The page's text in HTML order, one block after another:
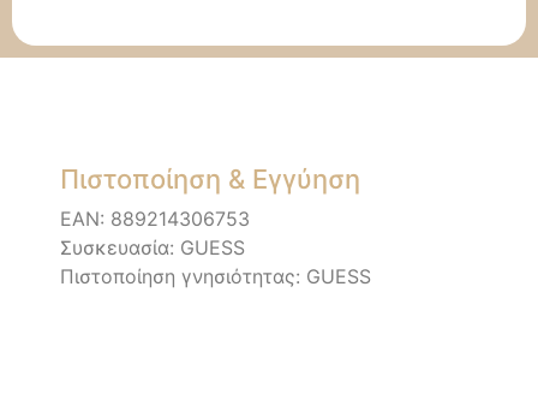
Πιστοποίηση & Εγγύηση
EAN: 889214306753
Συσκευασία: GUESS
Πιστοποίηση γνησιότητας: GUESS